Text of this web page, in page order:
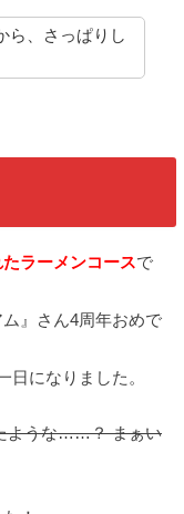
ら、さっぱりし
ラーメンコースで
』さん4周年おめで
になりました。
ような……？ まぁい